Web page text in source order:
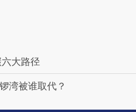
大路径
湾被谁取代？